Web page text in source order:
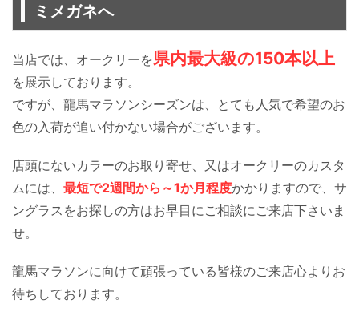
ミメガネへ
当店では、オークリーを県内最大級の150本以上
を展示しております。
ですが、龍馬マラソンシーズンは、とても人気で希望のお
色の入荷が追い付かない場合がございます。
店頭にないカラーのお取り寄せ、又はオークリーのカスタ
ムには、 最短で2週間から～1か月程度かかりますので、サ
ングラスをお探しの方はお早目にご相談にご来店下さいま
せ。
龍馬マラソンに向けて頑張っている皆様のご来店心よりお
待ちしております。